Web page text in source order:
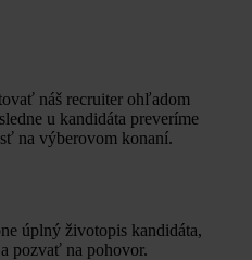
náš recruiter ohľadom
u kandidáta preveríme
na výberovom konaní.
úplný životopis kandidáta,
pozvať na pohovor.